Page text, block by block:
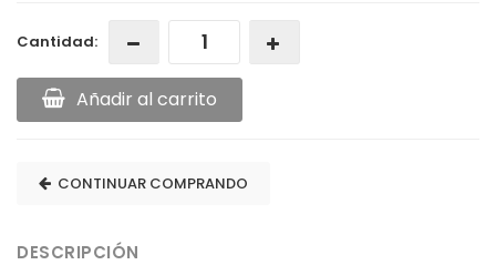
Cantidad:
Añadir al carrito
CONTINUAR COMPRANDO
DESCRIPCIÓN